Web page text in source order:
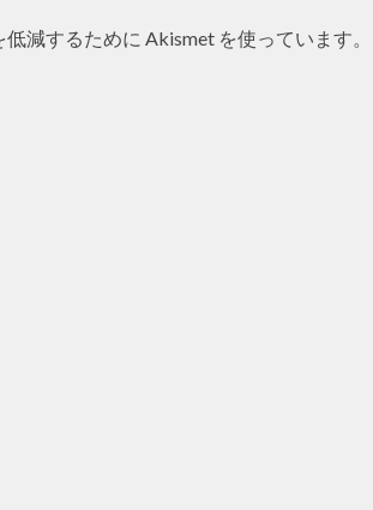
減するために Akismet を使っています。